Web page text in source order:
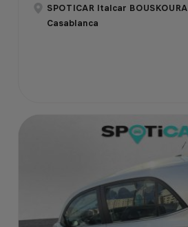
SPOTICAR Italcar BOUSKOURA
Casablanca